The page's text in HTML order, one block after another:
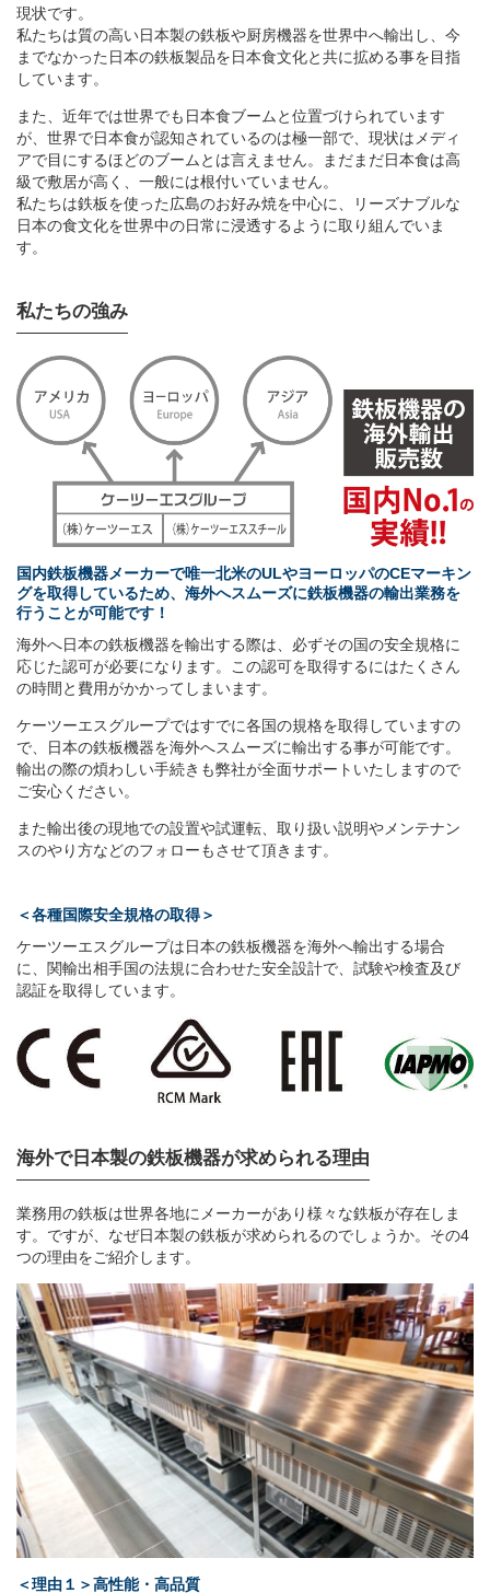
現状です。
私たちは質の高い日本製の鉄板や厨房機器を世界中へ輸出し、今
までなかった日本の鉄板製品を日本食文化と共に拡める事を目指
しています。
また、近年では世界でも日本食ブームと位置づけられています
が、世界で日本食が認知されているのは極一部で、現状はメディ
アで目にするほどのブームとは言えません。まだまだ日本食は高
級で敷居が高く、一般には根付いていません。
私たちは鉄板を使った広島のお好み焼を中心に、リーズナブルな
日本の食文化を世界中の日常に浸透するように取り組んでいま
す。
私たちの強み
国内鉄板機器メーカーで唯一北米のULやヨーロッパのCEマーキン
グを取得しているため、海外へスムーズに鉄板機器の輸出業務を
行うことが可能です！
海外へ日本の鉄板機器を輸出する際は、必ずその国の安全規格に
応じた認可が必要になります。この認可を取得するにはたくさん
の時間と費用がかかってしまいます。
ケーツーエスグループではすでに各国の規格を取得していますの
で、日本の鉄板機器を海外へスムーズに輸出する事が可能です。
輸出の際の煩わしい手続きも弊社が全面サポートいたしますので
ご安心ください。
また輸出後の現地での設置や試運転、取り扱い説明やメンテナン
スのやり方などのフォローもさせて頂きます。
＜各種国際安全規格の取得＞
ケーツーエスグループは日本の鉄板機器を海外へ輸出する場合
に、関輸出相手国の法規に合わせた安全設計で、試験や検査及び
認証を取得しています。
海外で日本製の鉄板機器が求められる理由
業務用の鉄板は世界各地にメーカーがあり様々な鉄板が存在しま
す。ですが、なぜ日本製の鉄板が求められるのでしょうか。その4
つの理由をご紹介します。
＜理由１＞高性能・高品質